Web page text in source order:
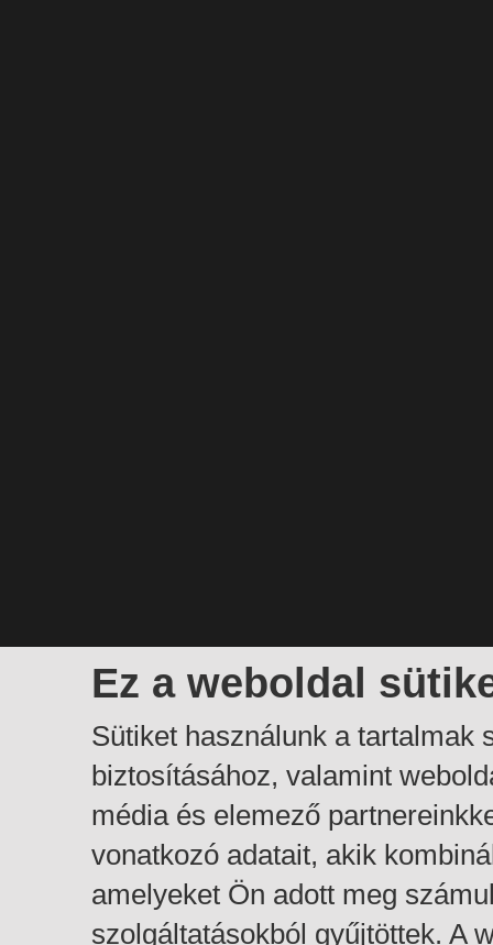
Ez a weboldal
Sütiket használunk a tartalmak
biztosításához, valamint
média és elemező
vonatkozó adatait, akik
amelyeket Ön adott meg
szolgáltatásokból gyűjtöttek. A